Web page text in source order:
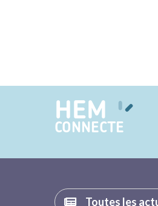
HEM
CONNECTE
Toutes les